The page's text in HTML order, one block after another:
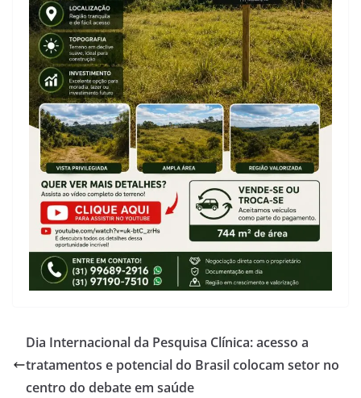
Dia Internacional da Pesquisa Clínica: acesso a
tratamentos e potencial do Brasil colocam setor no
centro do debate em saúde